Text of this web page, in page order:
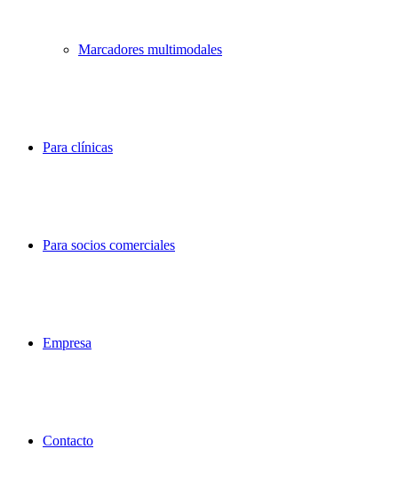
Marcadores multimodales
Para clínicas
Para socios comerciales
Empresa
Contacto